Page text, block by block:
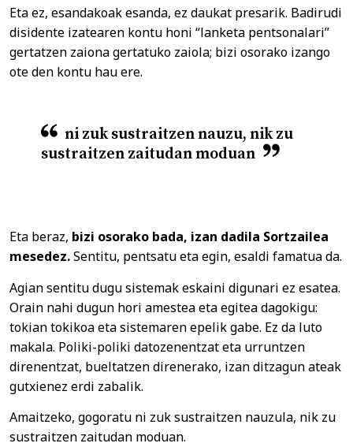
Eta ez, esandakoak esanda, ez daukat presarik. Badirudi
disidente izatearen kontu honi “lanketa pentsonalari”
gertatzen zaiona gertatuko zaiola; bizi osorako izango
ote den kontu hau ere.
ni zuk sustraitzen nauzu, nik zu
sustraitzen zaitudan moduan
Eta beraz, bizi osorako bada, izan dadila Sortzailea
mesedez.Sentitu, pentsatu eta egin, esaldi famatua da.
Agian sentitu dugu sistemak eskaini digunari ez esatea.
Orain nahi dugun hori amestea eta egitea dagokigu:
tokian tokikoa eta sistemaren epelik gabe. Ez da luto
makala. Poliki-poliki datozenentzat eta urruntzen
direnentzat, bueltatzen direnerako, izan ditzagun ateak
gutxienez erdi zabalik.
Amaitzeko, gogoratu ni zuk sustraitzen nauzula, nik zu
sustraitzen zaitudan moduan.